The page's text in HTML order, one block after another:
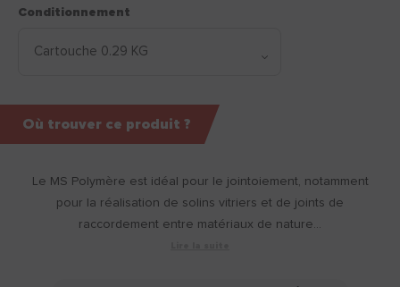
Le MS Polymère est idéal pour le jointoiement, notamment
pour la réalisation de solins vitriers et de joints de
raccordement entre matériaux de nature...
Conditionnement
Où trouver ce produit ?